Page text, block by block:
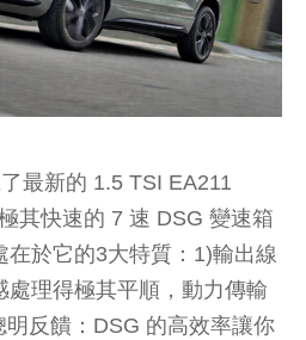
最新的 1.5 TSI EA211
其快速的 7 速 DSG 變速箱
在於它的3大特質：1)輸出線
處理得極其平順，動力傳輸
反饋：DSG 的高效率讓你